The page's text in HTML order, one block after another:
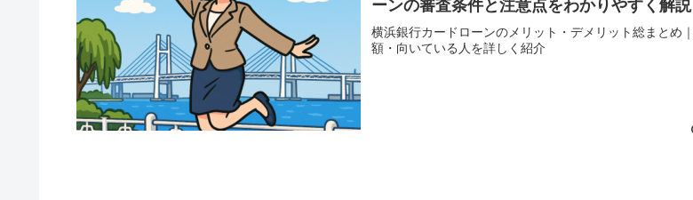
ーンの審査条件と注意点をわかりやすく解説
横浜銀行カードローンのメリット・デメリット総まとめ
額・向いている人を詳しく紹介